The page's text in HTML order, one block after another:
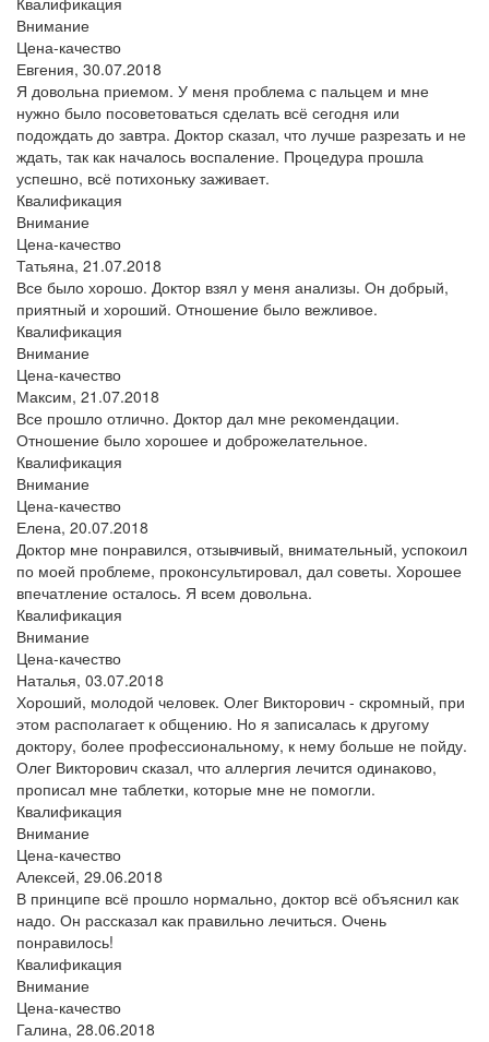
Внимание
Цена-качество
Евгения, 30.07.2018
Я довольна приемом. У меня проблема с пальцем и мне
нужно было посоветоваться сделать всё сегодня или
подождать до завтра. Доктор сказал, что лучше разрезать и не
ждать, так как началось воспаление. Процедура прошла
успешно, всё потихоньку заживает.
Квалификация
Внимание
Цена-качество
Татьяна, 21.07.2018
Все было хорошо. Доктор взял у меня анализы. Он добрый,
приятный и хороший. Отношение было вежливое.
Квалификация
Внимание
Цена-качество
Максим, 21.07.2018
Все прошло отлично. Доктор дал мне рекомендации.
Отношение было хорошее и доброжелательное.
Квалификация
Внимание
Цена-качество
Елена, 20.07.2018
Доктор мне понравился, отзывчивый, внимательный, успокоил
по моей проблеме, проконсультировал, дал советы. Хорошее
впечатление осталось. Я всем довольна.
Квалификация
Внимание
Цена-качество
Наталья, 03.07.2018
Хороший, молодой человек. Олег Викторович - скромный, при
этом располагает к общению. Но я записалась к другому
доктору, более профессиональному, к нему больше не пойду.
Олег Викторович сказал, что аллергия лечится одинаково,
прописал мне таблетки, которые мне не помогли.
Квалификация
Внимание
Цена-качество
Алексей, 29.06.2018
В принципе всё прошло нормально, доктор всё объяснил как
надо. Он рассказал как правильно лечиться. Очень
понравилось!
Квалификация
Внимание
Цена-качество
Галина, 28.06.2018